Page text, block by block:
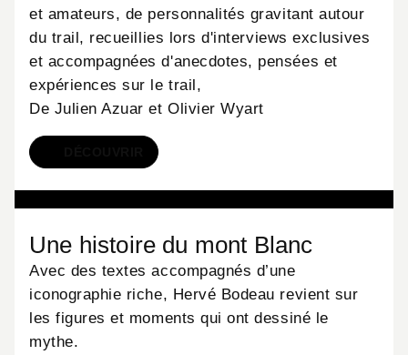
et amateurs, de personnalités gravitant autour
du trail, recueillies lors d'interviews exclusives
et accompagnées d'anecdotes, pensées et
expériences sur le trail,
De Julien Azuar et Olivier Wyart
Une histoire du mont Blanc
Avec des textes accompagnés d’une
iconographie riche, Hervé Bodeau revient sur
les figures et moments qui ont dessiné le
mythe.